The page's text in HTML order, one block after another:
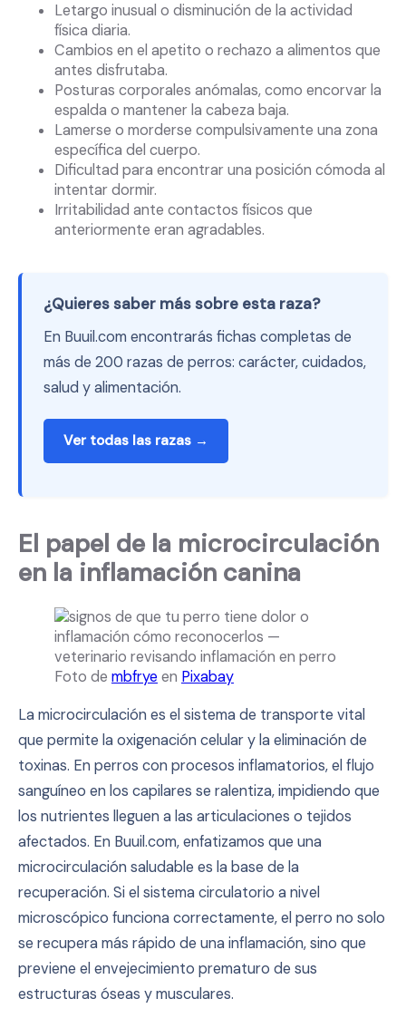
Letargo inusual o disminución de la actividad
física diaria.
Cambios en el apetito o rechazo a alimentos que
antes disfrutaba.
Posturas corporales anómalas, como encorvar la
espalda o mantener la cabeza baja.
Lamerse o morderse compulsivamente una zona
específica del cuerpo.
Dificultad para encontrar una posición cómoda al
intentar dormir.
Irritabilidad ante contactos físicos que
anteriormente eran agradables.
¿Quieres saber más sobre esta raza?
En Buuil.com encontrarás fichas completas de
más de 200 razas de perros: carácter, cuidados,
salud y alimentación.
Ver todas las razas →
El papel de la microcirculación
en la inflamación canina
Foto de mbfryeen Pixabay
La microcirculación es el sistema de transporte vital
que permite la oxigenación celular y la eliminación de
toxinas. En perros con procesos inflamatorios, el flujo
sanguíneo en los capilares se ralentiza, impidiendo que
los nutrientes lleguen a las articulaciones o tejidos
afectados. En Buuil.com, enfatizamos que una
microcirculación saludable es la base de la
recuperación. Si el sistema circulatorio a nivel
microscópico funciona correctamente, el perro no solo
se recupera más rápido de una inflamación, sino que
previene el envejecimiento prematuro de sus
estructuras óseas y musculares.